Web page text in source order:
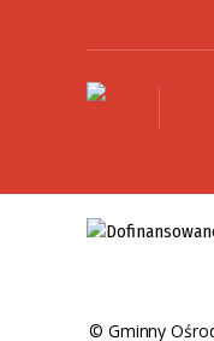
© Gminny